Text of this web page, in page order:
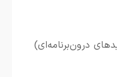
درون‌برنامه‌ای)